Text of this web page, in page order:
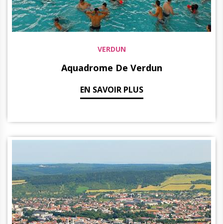
VERDUN
Aquadrome De Verdun
EN SAVOIR PLUS